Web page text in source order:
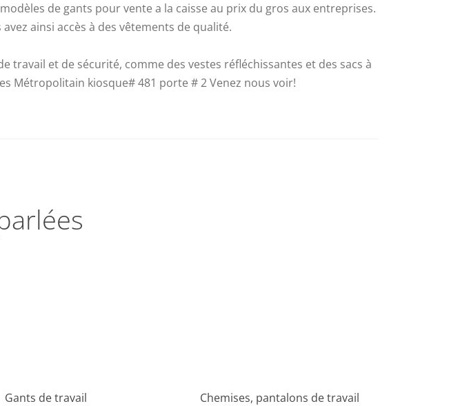
de gants pour vente a la caisse au prix du gros aux entreprises.
ainsi accès à des vêtements de qualité.
travail et de sécurité, comme des vestes réfléchissantes et des sacs à
Métropolitain kiosque# 481 porte # 2 Venez nous voir!
Gants de travail
Chemises, pantalons de travail